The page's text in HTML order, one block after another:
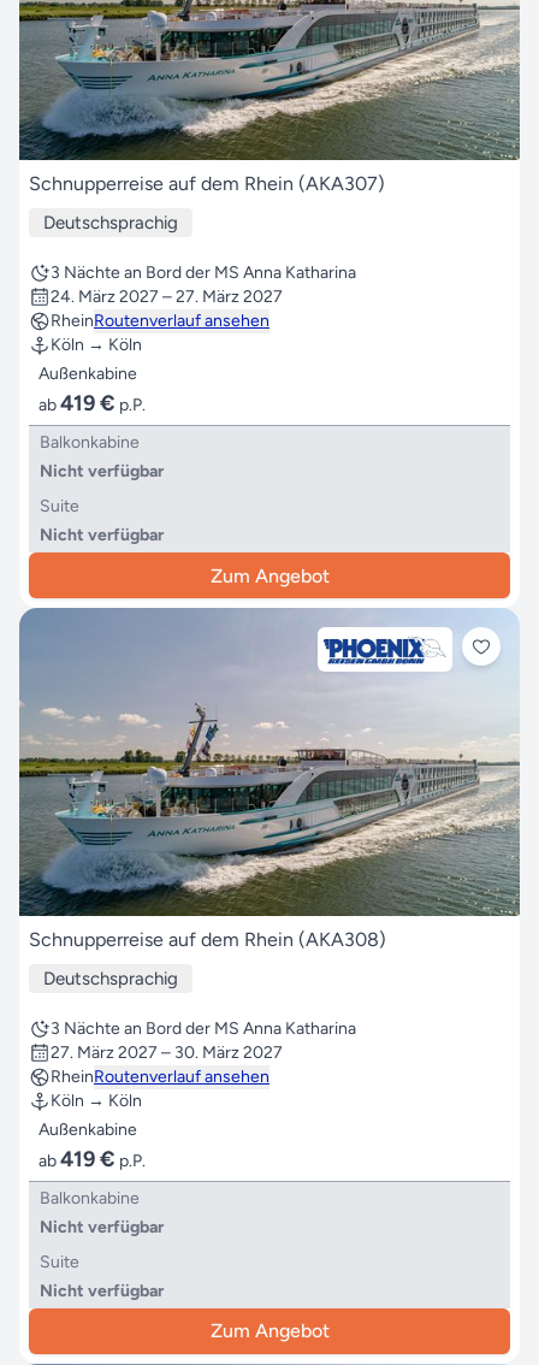
Schnupperreise auf dem Rhein (AKA307)
Deutschsprachig
3 Nächte an Bord der MS Anna Katharina
24. März 2027 – 27. März 2027
RheinRoutenverlauf ansehen
Köln → Köln
Außenkabine
ab419 € p.P.
Balkonkabine
Nicht verfügbar
Suite
Nicht verfügbar
Zum Angebot
Schnupperreise auf dem Rhein (AKA308)
Deutschsprachig
3 Nächte an Bord der MS Anna Katharina
27. März 2027 – 30. März 2027
RheinRoutenverlauf ansehen
Köln → Köln
Außenkabine
ab419 € p.P.
Balkonkabine
Nicht verfügbar
Suite
Nicht verfügbar
Zum Angebot